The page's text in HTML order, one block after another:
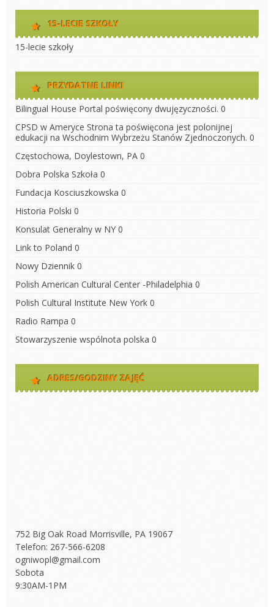
15-LECIE SZKOŁY
15-lecie szkoły
PRZYDATNE LINKI
Bilingual House Portal poświęcony dwujęzyczności. 0
CPSD w Ameryce Strona ta poświęcona jest polonijnej
edukacji na Wschodnim Wybrzeżu Stanów Zjednoczonych. 0
Częstochowa, Doylestown, PA 0
Dobra Polska Szkoła 0
Fundacja Kosciuszkowska 0
Historia Polski 0
Konsulat Generalny w NY 0
Link to Poland 0
Nowy Dziennik 0
Polish American Cultural Center -Philadelphia 0
Polish Cultural Institute New York 0
Radio Rampa 0
Stowarzyszenie wspólnota polska 0
ADRES/GODZINY ZAJĘĆ
752 Big Oak Road Morrisville, PA 19067
Telefon: 267-566-6208
ogniwopl@gmail.com
Sobota
9:30AM-1PM